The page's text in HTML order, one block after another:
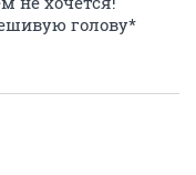
голову*